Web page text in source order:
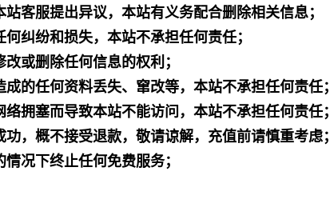
客服提出异议，本站有义务配合删除相关信息；
纠纷和损失，本站不承担任何责任；
或删除任何信息的权利；
的任何资料丢失、窜改等，本站不承担任何责任；
拥塞而导致本站不能访问，本站不承担任何责任；
，概不接受退款，敬请谅解，充值前请慎重考虑；
况下终止任何免费服务；